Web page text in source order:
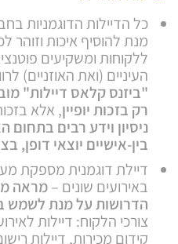
כל הדיילות הדוגמניות
מנת להוסיף איכות וזוהר
ללקוחות ומשקיעים
העיניים (ואת האוזניים)
"ביזנס קלאס דיילות"
רק בזכות יופיין, אלא
ניסיון וידע רבים בתחום
בין-אישיים יוצאי
דיילת דוגמנית מספקת
באירועים שונים –מראה
הדרושות על מנת לשמש
צורכי הלקוח: דיילות
קידום מכירות, דיילות